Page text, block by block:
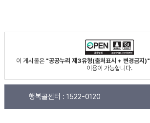
이 게시물은 "공공누리 제3유형(출처표시 + 변경금지)"
이용이 가능합니다.
행복콜센터 : 1522-0120